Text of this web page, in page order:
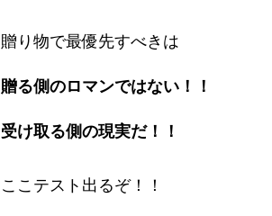
贈り物で最優先すべきは
贈る側のロマンではない！！
受け取る側の現実だ！！
ここテスト出るぞ！！